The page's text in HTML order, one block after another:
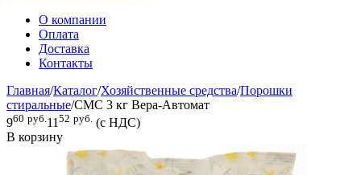
О компании
Оплата
Доставка
Контакты
Главная/Каталог/Хозяйственные средства/Порошки
стиральные/СМС 3 кг Вера-Автомат
960 руб.11 52 руб. (с НДС)
В корзину